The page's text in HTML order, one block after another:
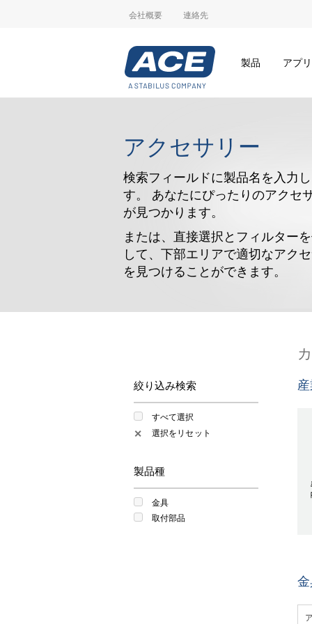
会社概要 連絡先
製品 アプ
アクセサリー
検索フィールドに製品名を入力
す。 あなたにぴったりのアクセ
が見つかります。
または、直接選択とフィルター
して、下部エリアで適切なアク
を見つけることができます。
絞り込み検索
すべて選択
✕ 選択をリセット
製品種
金具
取付部品